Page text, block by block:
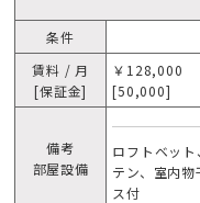
条件
賃料 / 月
[保証金]
￥128,000
[50,000]
備考
部屋設備
ロフトベッ
テン、室内
ス付